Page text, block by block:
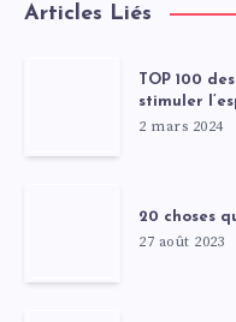
Articles Liés
TOP 100
stimuler
2 mars 2024
20 choses
27 août 2023